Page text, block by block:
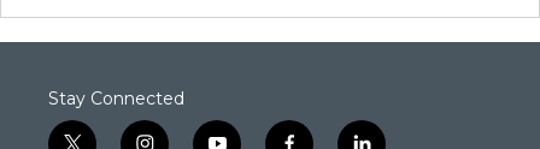
Stay Connected